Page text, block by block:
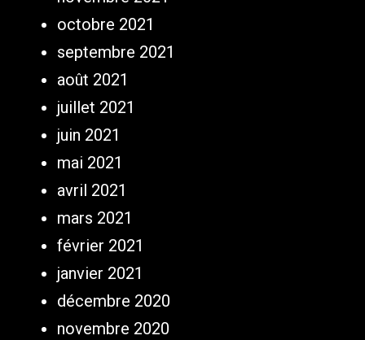
octobre 2021
septembre 2021
août 2021
juillet 2021
juin 2021
mai 2021
avril 2021
mars 2021
février 2021
janvier 2021
décembre 2020
novembre 2020